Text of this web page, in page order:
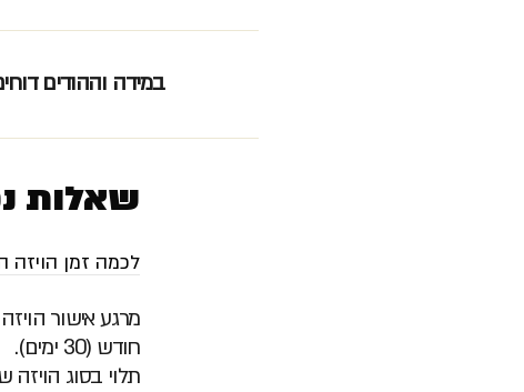
במידה וההודים
שאלות
לכמה זמן הויזה
חודש (30 ימים).
תלוי בסוג